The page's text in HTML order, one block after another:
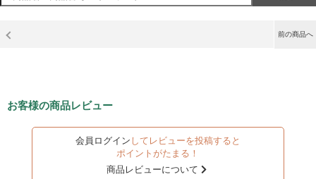
前の商品へ
お客様の商品レビュー
会員ログイン してレビューを投稿すると
ポイントがたまる！
商品レビューについて